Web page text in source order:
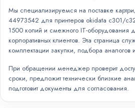
Мы специализируемся на поставке
44973542 для принтеров okidata c301/
1500 копий и смежного IT-оборудования
корпоративных клиентов. Эта страница
комплектации закупки, подбора аналогов
При обращении менеджер проверит
сроки, предложит технически близкие
подготовит документы для согласования.